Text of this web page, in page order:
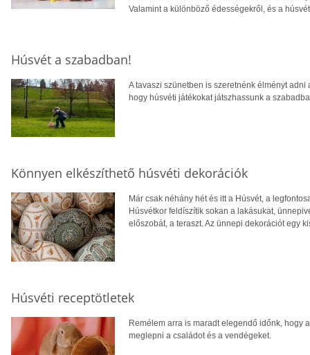
Valamint a különböző édességekről, és a
Húsvét a szabadban!
A tavaszi szünetben is szeretnénk élményt
hogy húsvéti játékokat játszhassunk a
Könnyen elkészíthető húsvéti dekorációk
Már csak néhány hét és itt a Húsvét, a
Húsvétkor feldíszítik sokan a lakásukat,
előszobát, a teraszt. Az ünnepi dekorációt egy
Húsvéti receptötletek
Remélem arra is maradt elegendő időnk, hogy
meglepni a családot és a vendégeket.